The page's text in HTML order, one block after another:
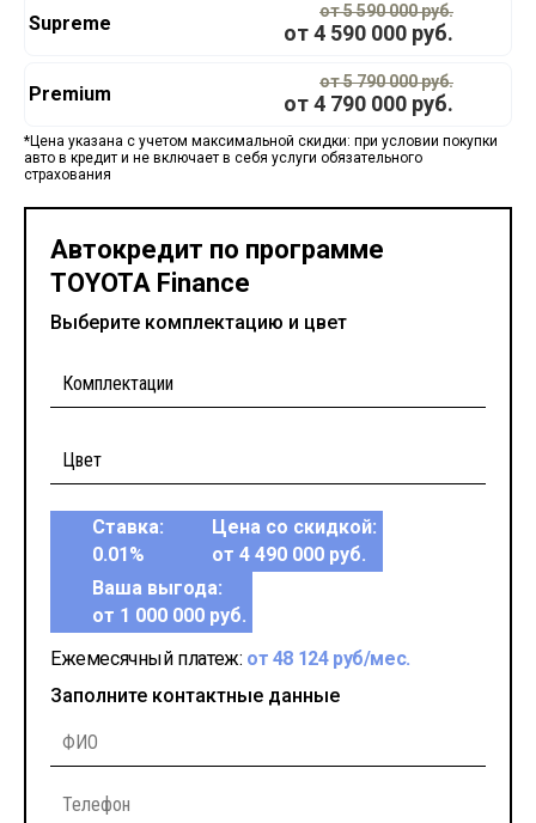
Supreme
от 5 590 000 руб.
от4 590 000 руб.
Premium
от 5 790 000 руб.
от4 790 000 руб.
*Цена указана с учетом максимальной скидки: при условии покупки
авто в кредит и не включает в себя услуги обязательного
страхования
Автокредит по программе
TOYOTA Finance
Выберите комплектацию и цвет
Ставка:
0.01%
Цена со скидкой:
от 4 490 000 руб.
Ваша выгода:
от 1 000 000 руб.
Ежемесячный платеж: от 48 124 руб/мес.
Заполните контактные данные